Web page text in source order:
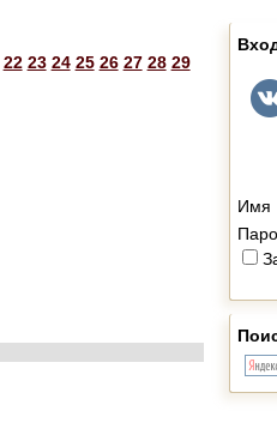
22 23 24 25 26 27 28 29
Имя